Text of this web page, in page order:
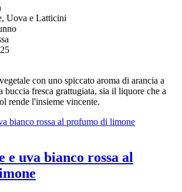
Uova e Latticini
25
con uno spiccato aroma di arancia a
buccia fresca grattugiata, sia il liquore che a
rende l'insieme vincente.
e uva bianco rossa al